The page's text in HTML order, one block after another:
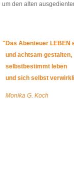
den alten
"Das Abenteuer LEBEN
und achtsam gestalten,
selbstbestimmt leben
und sich selbst
Monika G. Koch